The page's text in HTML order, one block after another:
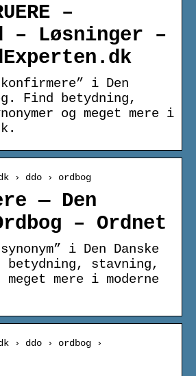
–
– Løsninger –
i Den
Find betydning,
og meget mere i
› ddo › ordbog
— Den
– Ordnet
i Den Danske
betydning, stavning,
meget mere i moderne
› ddo › ordbog ›